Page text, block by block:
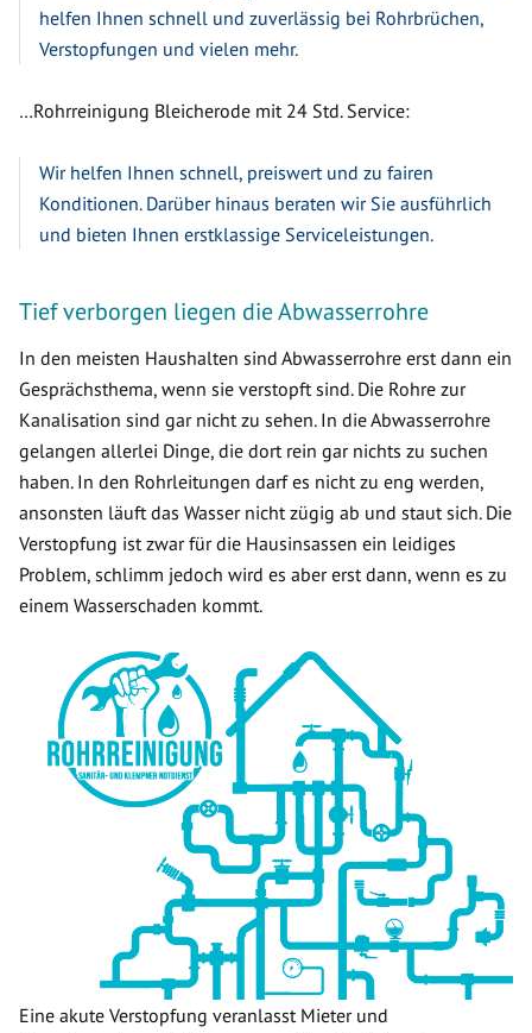
helfen Ihnen schnell und zuverlässig bei Rohrbrüchen,
Verstopfungen und vielen mehr.
…Rohrreinigung Bleicherode mit 24 Std. Service:
Wir helfen Ihnen schnell, preiswert und zu fairen
Konditionen. Darüber hinaus beraten wir Sie ausführlich
und bieten Ihnen erstklassige Serviceleistungen.
Tief verborgen liegen die Abwasserrohre
In den meisten Haushalten sind Abwasserrohre erst dann ein
Gesprächsthema, wenn sie verstopft sind. Die Rohre zur
Kanalisation sind gar nicht zu sehen. In die Abwasserrohre
gelangen allerlei Dinge, die dort rein gar nichts zu suchen
haben. In den Rohrleitungen darf es nicht zu eng werden,
ansonsten läuft das Wasser nicht zügig ab und staut sich. Die
Verstopfung ist zwar für die Hausinsassen ein leidiges
Problem, schlimm jedoch wird es aber erst dann, wenn es zu
einem Wasserschaden kommt.
Eine akute Verstopfung veranlasst Mieter und